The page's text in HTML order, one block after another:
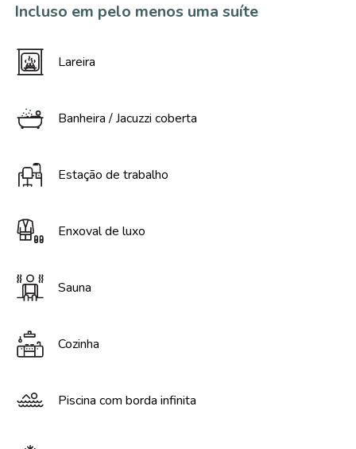
Incluso em pelo menos uma suíte
Lareira
Banheira / Jacuzzi coberta
Estação de trabalho
Enxoval de luxo
Sauna
Cozinha
Piscina com borda infinita